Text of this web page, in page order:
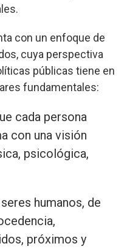
con un enfoque de
cuya perspectiva
públicas tiene en
fundamentales:
cada persona
con una visión
psicológica,
humanos, de
próximos y